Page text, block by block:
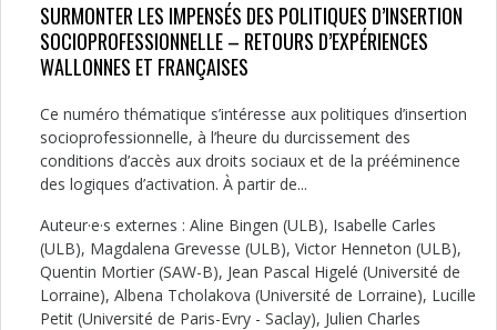
SURMONTER LES IMPENSÉS DES POLITIQUES D’INSERTION
SOCIOPROFESSIONNELLE – RETOURS D’EXPÉRIENCES
WALLONNES ET FRANÇAISES
Ce numéro thématique s’intéresse aux politiques d’insertion
socioprofessionnelle, à l’heure du durcissement des
conditions d’accès aux droits sociaux et de la prééminence
des logiques d’activation. À partir de...
Auteur·e·s externes : Aline Bingen (ULB), Isabelle Carles
(ULB), Magdalena Grevesse (ULB), Victor Henneton (ULB),
Quentin Mortier (SAW-B), Jean Pascal Higelé (Université de
Lorraine), Albena Tcholakova (Université de Lorraine), Lucille
Petit (Université de Paris-Evry - Saclay), Julien Charles